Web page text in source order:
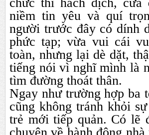
chức thì hách dịch, cửa
niềm tin yêu và quí
người trước đây có dính
phức tạp; vừa vui cái
toàn, nhưng lại dè dặt,
tiếng nói vì nghĩ mình là
tìm đường thoát thân.
Ngay như trường hợp ba
cũng không tránh khỏi
trẻ mới tiếp quản. Có lẽ